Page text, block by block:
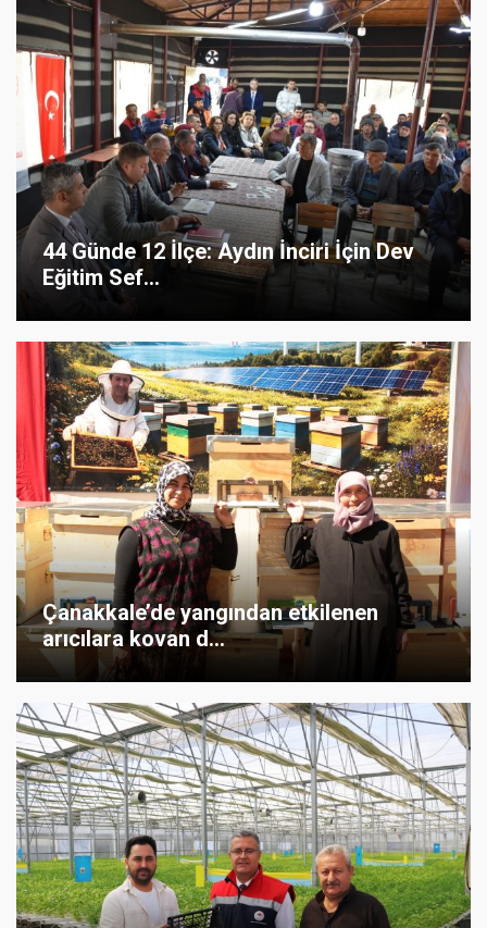
44 Günde 12 İlçe: Aydın İnciri İçin Dev
Eğitim Sef...
Çanakkale’de yangından etkilenen
arıcılara kovan d...